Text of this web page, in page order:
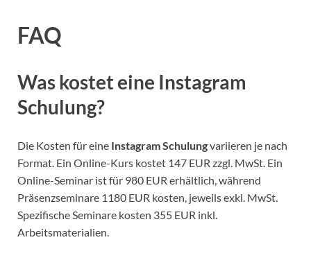
FAQ
Was kostet eine Instagram
Schulung?
Die Kosten für eine Instagram Schulungvariieren je nach
Format. Ein Online-Kurs kostet 147 EUR zzgl. MwSt. Ein
Online-Seminar ist für 980 EUR erhältlich, während
Präsenzseminare 1180 EUR kosten, jeweils exkl. MwSt.
Spezifische Seminare kosten 355 EUR inkl.
Arbeitsmaterialien.